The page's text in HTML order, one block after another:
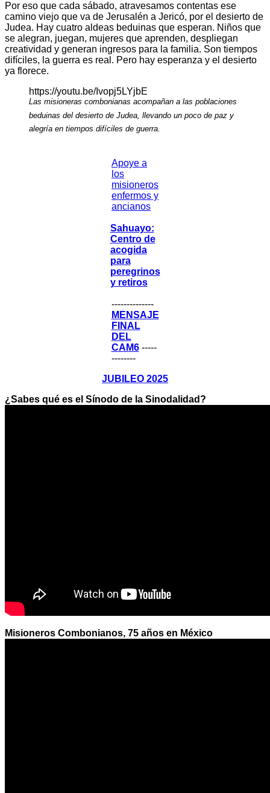
Por eso que cada sábado, atravesamos contentas ese
camino viejo que va de Jerusalén a Jericó, por el desierto de
Judea. Hay cuatro aldeas beduinas que esperan. Niños que
se alegran, juegan, mujeres que aprenden, despliegan
creatividad y generan ingresos para la familia. Son tiempos
difíciles, la guerra es real. Pero hay esperanza y el desierto
ya florece.
https://youtu.be/Ivopj5LYjbE
Las misioneras combonianas acompañan a las poblaciones
beduinas del desierto de Judea, llevando un poco de paz y
alegría en tiempos difíciles de guerra.
Apoye a
los
misioneros
enfermos y
ancianos
Sahuayo:
Centro de
acogida
para
peregrinos
y retiros
--------------
MENSAJE
FINAL
DEL
CAM6-----
--------
JUBILEO 2025
¿Sabes qué es el Sínodo de la Sinodalidad?
Misioneros Combonianos, 75 años en México